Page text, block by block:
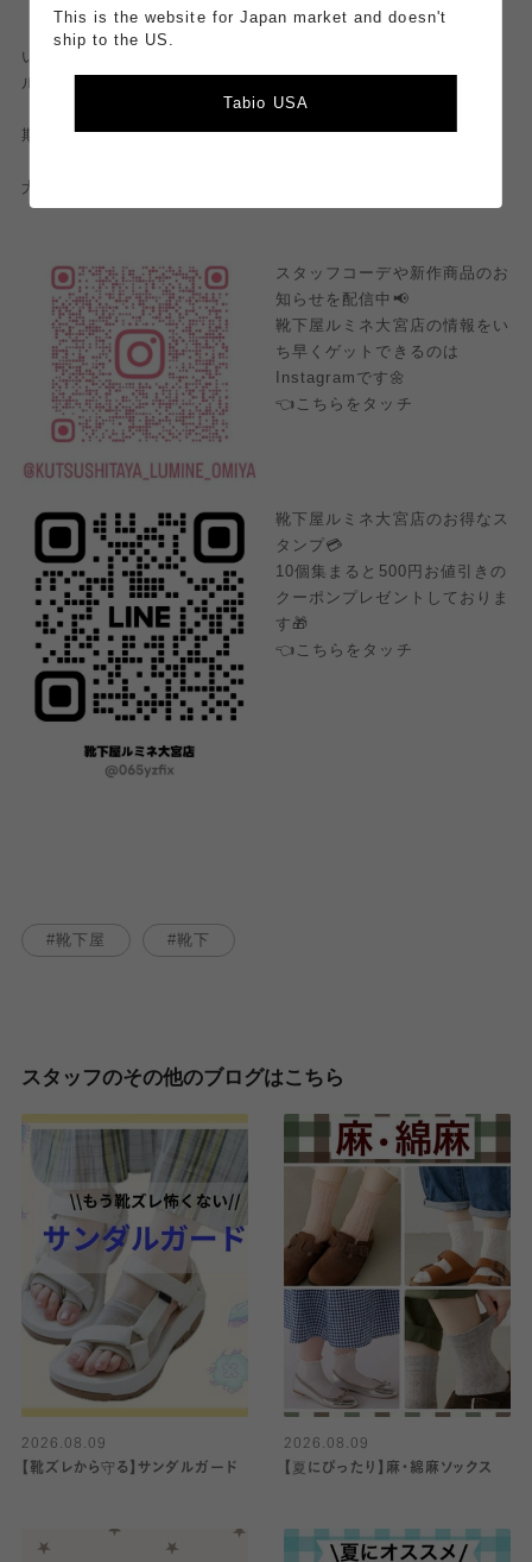
いかでしたか？？
ルミネカードでいつもよりお得にお買い物しちゃいましょう✨
期間は 5月14日（木）〜5月20日（水）となっております😌
大宮店でお待ちしております♪
スタッフコーデや新作商品のお
知らせを配信中📢
靴下屋ルミネ大宮店の情報をい
ち早くゲットできるのは
Instagramです🌼
👈こちらをタッチ
靴下屋ルミネ大宮店のお得なス
タンプ💳
10個集まると500円お値引きの
クーポンプレゼントしておりま
す🎁
👈こちらをタッチ
靴下屋 靴下
スタッフのその他のブログはこちら
2026.08.09
【靴ズレから守る】サンダルガード
2026.08.09
【夏にぴったり】麻・綿麻ソックス
This is the website for Japan market and doesn't
ship to the US.
Tabio USA